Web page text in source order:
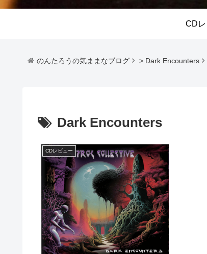
CD
のんたろうの気ままなブログ > Dark Encounters
Dark Encounters
CDレビュー